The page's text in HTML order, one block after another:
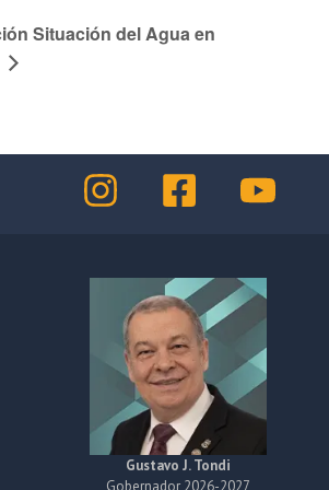
Situación del Agua en
Gustavo J. Tondi
Gobernador 2026-2027